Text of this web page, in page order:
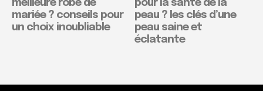
meilleure robe de
mariée ? conseils pour
un choix inoubliable
pour la santé de la
peau ? les clés d’une
peau saine et
éclatante